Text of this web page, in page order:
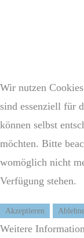
Wir nutzen
sind essenziell für
können selbst
möchten. Bitte
womöglich nicht
Verfügung stehen.
Akzeptieren
Weitere